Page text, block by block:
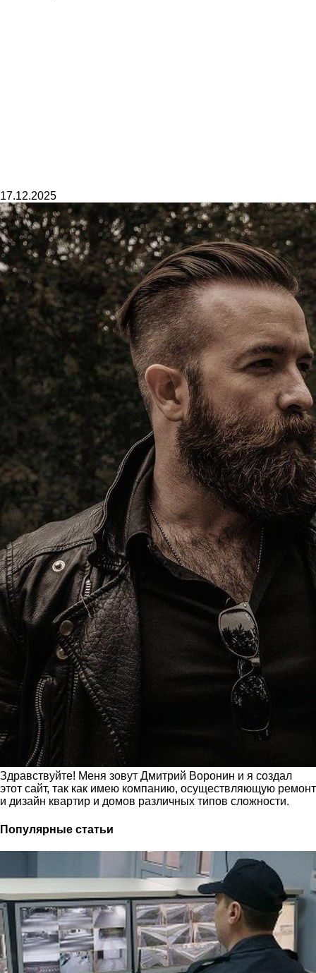
17.12.2025
Здравствуйте! Меня зовут Дмитрий Воронин и я создал
этот сайт, так как имею компанию, осуществляющую ремонт
и дизайн квартир и домов различных типов сложности.
Популярные статьи